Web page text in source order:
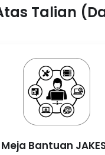
Talian
Meja Bantuan